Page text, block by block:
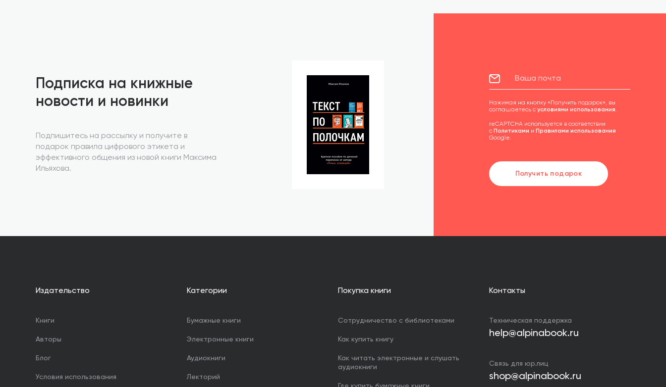
Подписка на книжные
новости и новинки
Подпишитесь на рассылку и получите в
подарок правила цифрового этикета и
эффективного общения из новой книги Максима
Ильяхова.
Нажимая на кнопку «Получить подарок», вы
соглашаетесь с условиями использования.
reCAPTCHA используется в соответствии
с Политиками и Правилами использования
Google.
Получить подарок
Издательство
Книги
Авторы
Блог
Условия использования
Категории
Бумажные книги
Электронные книги
Аудиокниги
Лекторий
Покупка книги
Сотрудничество с библиотеками
Как купить книгу
Как читать электронные и слушать
аудиокниги
Контакты
Техническая поддержка
help@alpinabook.ru
Связь для юр.лиц
shop@alpinabook.ru